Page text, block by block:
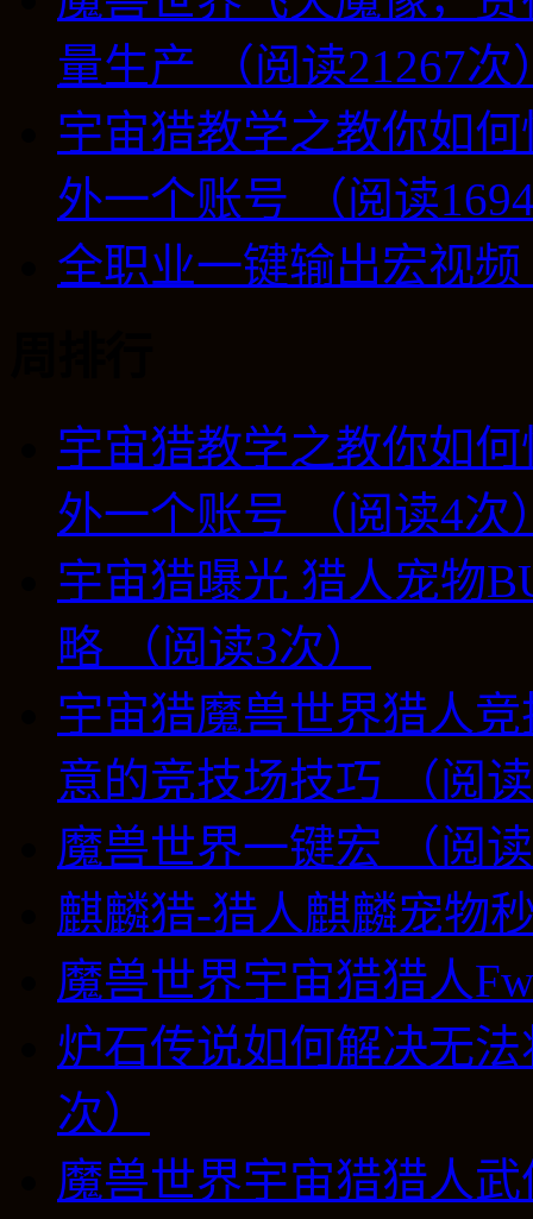
量生产 （阅读21267次
宇宙猎教学之教你如
外一个账号 （阅读
全职业一键输出宏视
宇宙猎教学之教你如
外一个账号 （阅读4次
宇宙猎曝光 猎人宠物
略 （阅读3次）
宇宙猎魔兽世界猎人
意的竞技场技巧 （阅
魔兽世界一键宏 （阅
麒麟猎-猎人麒麟宠物
魔兽世界宇宙猎猎人
炉石传说如何解决无
次）
魔兽世界宇宙猎猎人